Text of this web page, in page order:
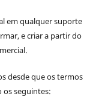
em qualquer suporte
e criar a partir do
desde que os termos
os seguintes: